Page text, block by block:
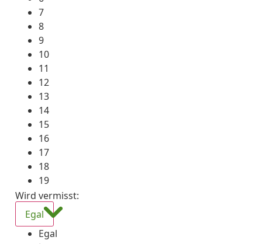
7
8
9
10
11
12
13
14
15
16
17
18
19
Wird vermisst:
Egal
Egal